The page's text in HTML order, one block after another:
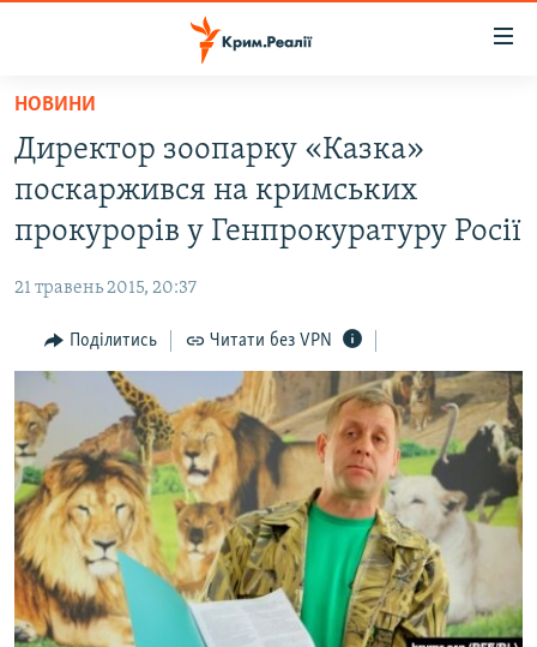
Перейти
основного
матеріалу
до
основної
навігації
Перейти
до
пошуку
ВОДА.КРИМ
ВІДЕО ТА ФОТО
БЛОГИ
ПОГЛЯД
ІНТЕРВ'Ю
ВСЕ ЗА ДЕНЬ
СПЕЦПРОЕКТИ
ДЕПОРТАЦІЯ
ВІДЕОУРОКИ «ELIFBE»
СВІДЧЕННЯ ОКУПАЦІЇ
ЯК ОБІЙТИ БЛОКУВАННЯ
Русский
Qırımtatar
НОВИНИ
Директор зоопарку «Казка»
поскаржився на кримських
прокурорів у Генпрокуратуру Росії
21 травень 2015, 20:37
Поділитись Читати без VPN